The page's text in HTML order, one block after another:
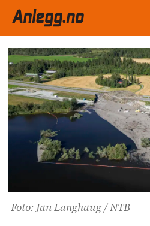
Foto: Jan Langhaug / NTB